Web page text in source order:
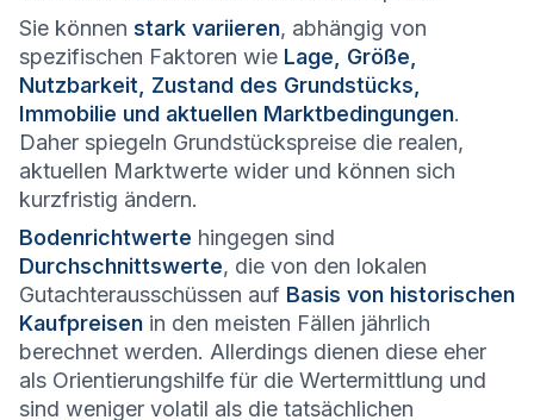
Sie können stark variieren, abhängig von
spezifischen Faktoren wie Lage, Größe,
Nutzbarkeit, Zustand des Grundstücks,
Immobilie und aktuellen Marktbedingungen.
Daher spiegeln Grundstückspreise die realen,
aktuellen Marktwerte wider und können sich
kurzfristig ändern.
Bodenrichtwerte hingegen sind
Durchschnittswerte, die von den lokalen
Gutachterausschüssen auf Basis von historischen
Kaufpreisen in den meisten Fällen jährlich
berechnet werden. Allerdings dienen diese eher
als Orientierungshilfe für die Wertermittlung und
sind weniger volatil als die tatsächlichen